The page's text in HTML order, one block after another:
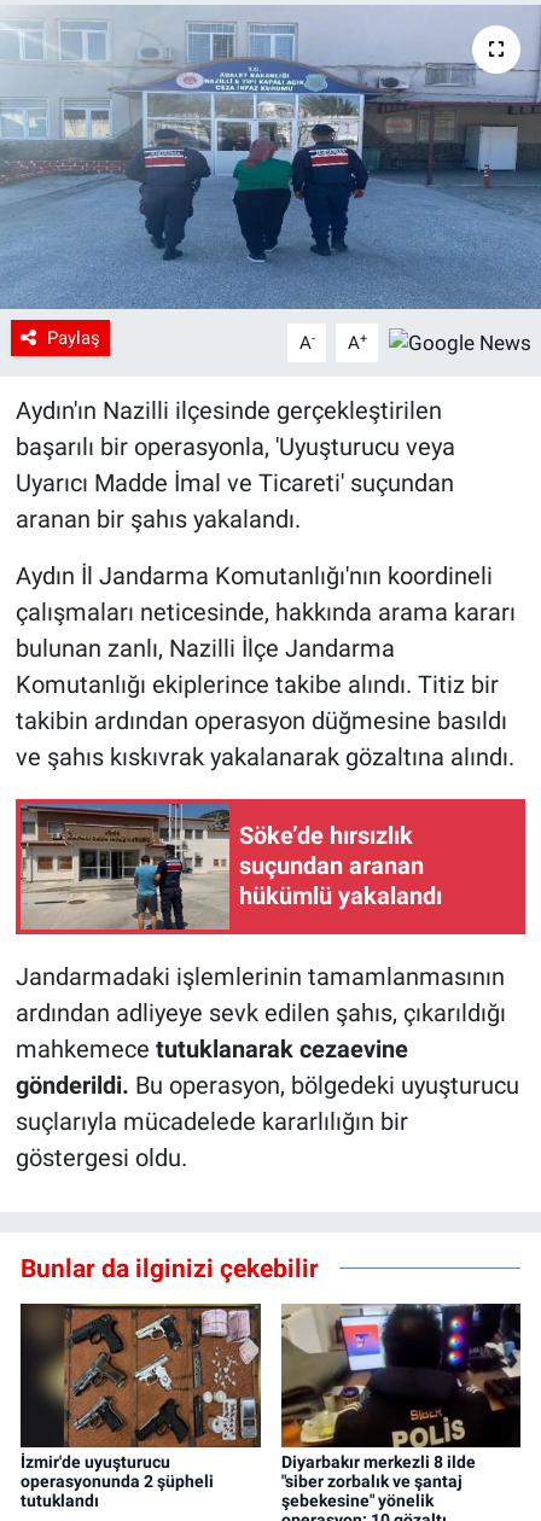
Paylaş A- A+
Aydın'ın Nazilli ilçesinde gerçekleştirilen
başarılı bir operasyonla, 'Uyuşturucu veya
Uyarıcı Madde İmal ve Ticareti' suçundan
aranan bir şahıs yakalandı.
Aydın İl Jandarma Komutanlığı'nın koordineli
çalışmaları neticesinde, hakkında arama kararı
bulunan zanlı, Nazilli İlçe Jandarma
Komutanlığı ekiplerince takibe alındı. Titiz bir
takibin ardından operasyon düğmesine basıldı
ve şahıs kıskıvrak yakalanarak gözaltına alındı.
Söke’de hırsızlık
suçundan aranan
hükümlü yakalandı
Jandarmadaki işlemlerinin tamamlanmasının
ardından adliyeye sevk edilen şahıs, çıkarıldığı
mahkemece tutuklanarak cezaevine
gönderildi. Bu operasyon, bölgedeki uyuşturucu
suçlarıyla mücadelede kararlılığın bir
göstergesi oldu.
Bunlar da ilginizi çekebilir
İzmir'de uyuşturucu
operasyonunda 2 şüpheli
tutuklandı
Diyarbakır merkezli 8 ilde
"siber zorbalık ve şantaj
şebekesine" yönelik